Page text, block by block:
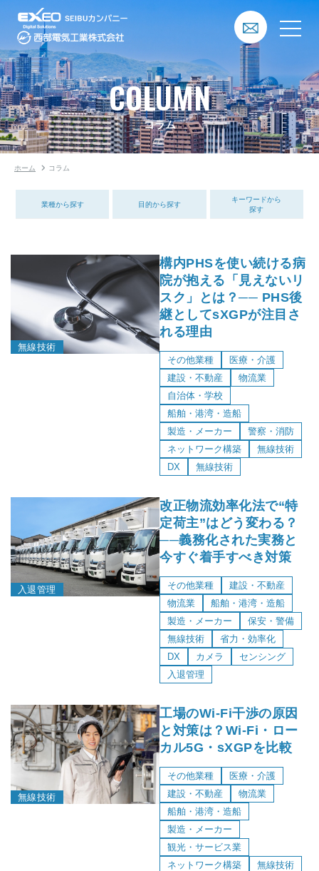
COLUMN
コラム
ホーム コラム
業種から探す 目的から探す
キーワードから
探す
無線技術
構内PHSを使い続ける病
院が抱える「見えないリ
スク」とは？── PHS後
継としてsXGPが注目さ
れる理由
その他業種
医療・介護
建設・不動産
物流業
自治体・学校
船舶・港湾・造船
製造・メーカー
警察・消防
ネットワーク構築
無線技術
DX
無線技術
入退管理
改正物流効率化法で“特
定荷主”はどう変わる？
──義務化された実務と
今すぐ着手すべき対策
その他業種
建設・不動産
物流業
船舶・港湾・造船
製造・メーカー
保安・警備
無線技術
省力・効率化
DX
カメラ
センシング
入退管理
無線技術
工場のWi-Fi干渉の原因
と対策は？Wi-Fi・ロー
カル5G・sXGPを比較
その他業種
医療・介護
建設・不動産
物流業
船舶・港湾・造船
製造・メーカー
観光・サービス業
ネットワーク構築
無線技術